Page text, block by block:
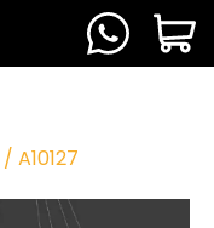
/ A10127